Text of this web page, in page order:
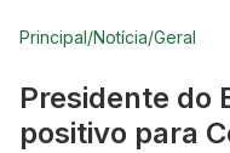
Principal/Notícia/Geral
Presidente do
positivo para